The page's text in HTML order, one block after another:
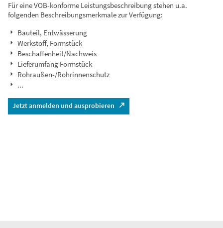
Für eine VOB-konforme Leistungsbeschreibung stehen u.a.
folgenden Beschreibungsmerkmale zur Verfügung:
Bauteil, Entwässerung
Werkstoff, Formstück
Beschaffenheit/Nachweis
Lieferumfang Formstück
Rohraußen-/Rohrinnenschutz
...
Jetzt anmelden und ausprobieren